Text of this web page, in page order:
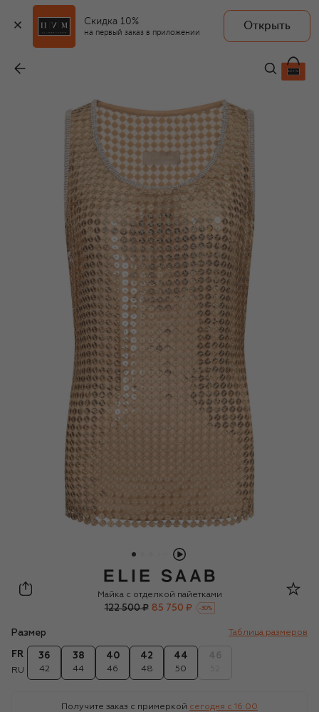
Скидка 10%
на первый заказ в приложении
Открыть
85 750 ₽
Elie Saab
Майка с отделкой пайетками
122 500 ₽ 85 750 ₽ -30%
Размер Таблица размеров
FR
RU
36
42
38
44
40
46
42
48
44
50
Получите заказ с примеркой сегодня c 16:00